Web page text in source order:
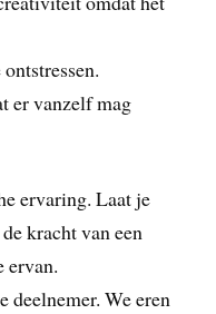
er vanzelf mag
ervaring. Laat je
kracht van een
ervan.
deelnemer. We eren